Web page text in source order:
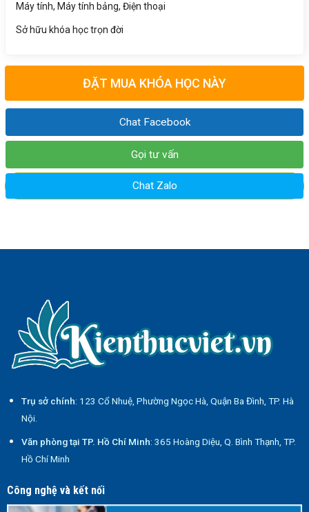
Máy tính, Máy tính bảng, Điện thoại
Sở hữu khóa học trọn đời
ĐẶT MUA KHÓA HỌC NÀY
Chat Facebook
Gọi tư vấn
Chat Zalo
Trụ sở chính: 123 Cổ Nhuệ, Phường Ngọc Hà, Quận Ba Đình, TP. Hà
Nội.
Văn phòng tại TP. Hồ Chí Minh: 365 Hoàng Diệu, Q. Bình Thạnh, TP.
Hồ Chí Minh
Công nghệ và kết nối